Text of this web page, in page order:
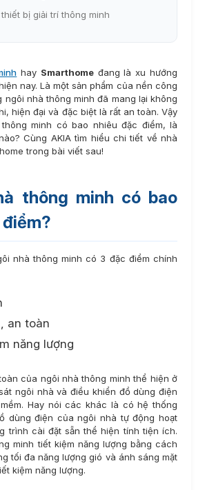
bị giải trí thông minh
hay Smarthomeđang là xu hướng
nay. Là một sản phẩm của nền công
ngôi nhà thông minh đã mang lại không
hiện đại và đặc biệt là rất an toàn. Vậy
minh có bao nhiêu đặc điểm, là
Cùng AKIA tìm hiểu chi tiết về nhà
trong bài viết sau!
thông minh có bao
nhà thông minh có 3 đặc điểm chính
an toàn
năng lượng
của ngôi nhà thông minh thể hiện ở
ngôi nhà và điều khiển đồ dùng điện
Hay nói các khác là có hệ thống
dùng điện của ngôi nhà tự động hoạt
trình cài đặt sẵn thể hiện tính tiện ích.
minh tiết kiệm năng lượng bằng cách
tối đa năng lượng gió và ánh sáng mặt
kiệm năng lượng.